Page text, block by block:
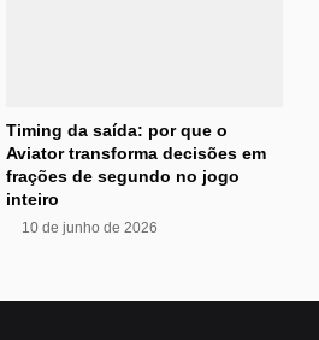
Timing da saída: por que o
Aviator transforma decisões em
frações de segundo no jogo
inteiro
10 de junho de 2026